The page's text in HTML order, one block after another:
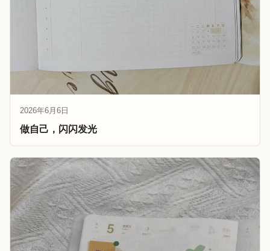
2026年6月6日
做自己，闪闪发光